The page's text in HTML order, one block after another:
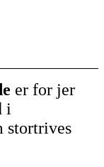
er for jer
i
stortrives